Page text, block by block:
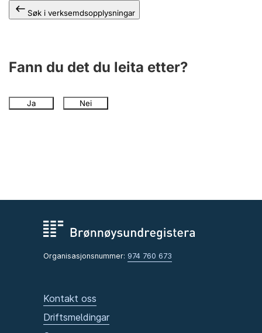
Søk i verksemdsopplysningar
Fann du det du leita etter?
Ja Nei
Organisasjonsnummer: 974 760 673
Kontakt oss
Driftsmeldingar